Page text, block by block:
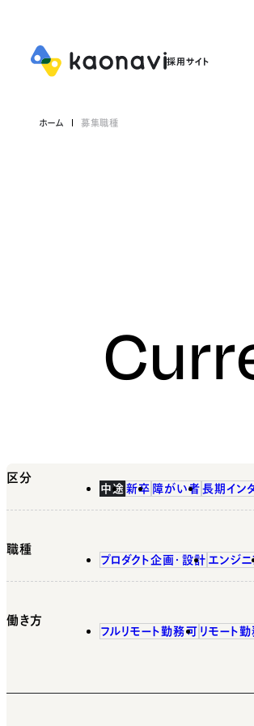
ホーム 募集職種
区分
中途 新卒 障がい者 長期イン
職種
プロダクト企画・設計 エンジニ
働き方
フルリモート勤務可 リモート